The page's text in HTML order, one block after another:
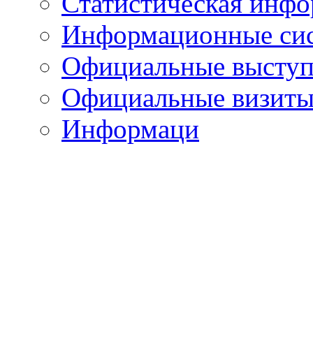
Информационные
Официальные
Официальные
Информаци